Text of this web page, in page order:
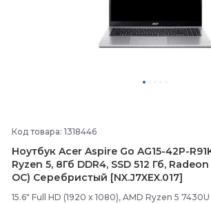
Код товара: 1318446
Ноутбук Acer Aspire Go AG15-42P-
Ryzen 5, 8Гб DDR4, SSD 512 Гб,
ОС) Серебристый [NX.J7XEX.017]
15.6" Full HD (1920 x 1080), AMD Ryzen 5